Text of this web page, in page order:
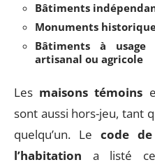
Bâtiments
Monuments
Bâtiments à usage
artisanal ou agricole
Les maisons témoins
sont aussi hors-jeu, tant
quelqu’un. Lecode
l’habitation a listé